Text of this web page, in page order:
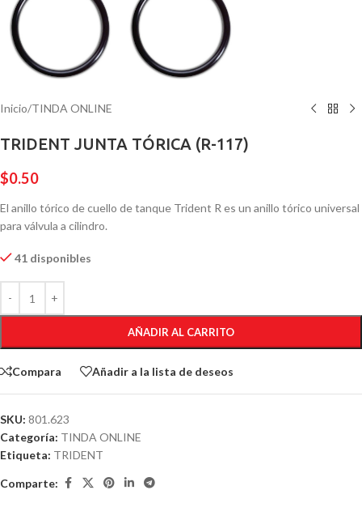
Inicio/TINDA ONLINE
TRIDENT JUNTA TÓRICA (R-117)
$0.50
El anillo tórico de cuello de tanque Trident R es un anillo tórico universal
para válvula a cilindro.
41 disponibles
AÑADIR AL CARRITO
Compara Añadir a la lista de deseos
SKU: 801.623
Categoría: TINDA ONLINE
Etiqueta: TRIDENT
Comparte: